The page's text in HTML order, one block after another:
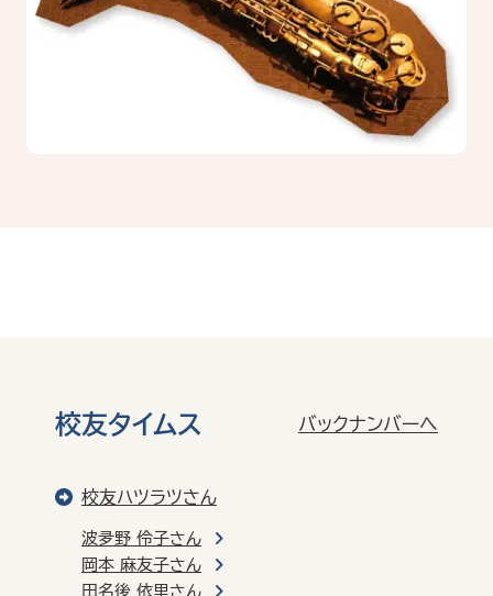
校友タイムス バックナンバーへ
校友ハツラツさん
波夛野 伶子さん
岡本 麻友子さん
田名後 依里さん